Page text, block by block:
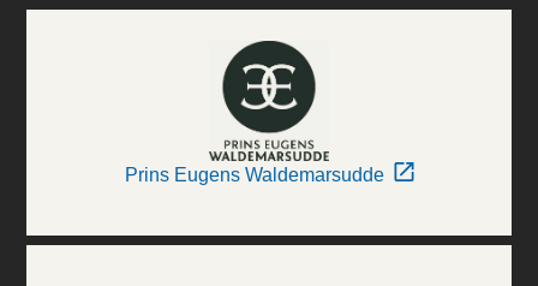
Prins Eugens Waldemarsudde